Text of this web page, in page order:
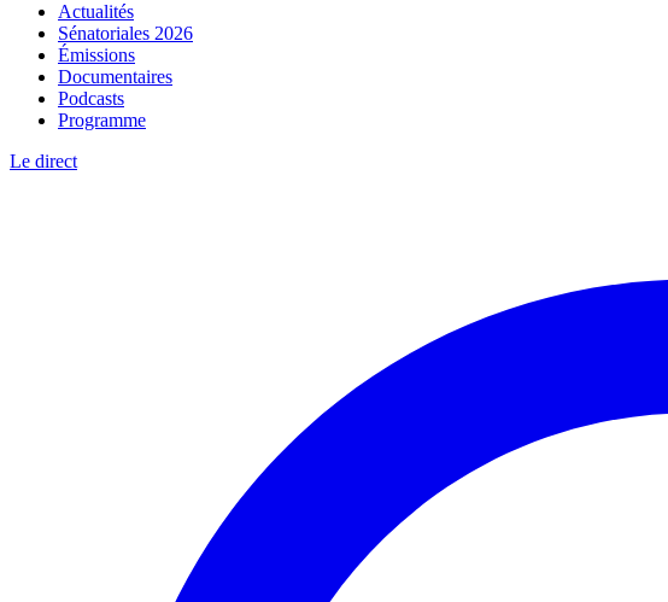
Actualités
Sénatoriales 2026
Émissions
Documentaires
Podcasts
Programme
Le direct